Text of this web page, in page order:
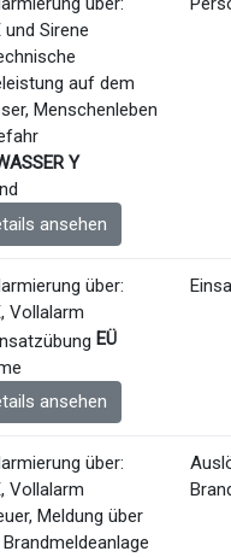
Y
ansehen
EÜ
ansehen